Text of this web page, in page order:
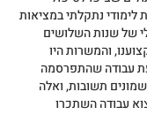
נתקלתי במציאות
של שנות השלושים
והמשרות היו
עבודה שהתפרסמה
שמונים תשובות, ואלה
עבודה השתכרו